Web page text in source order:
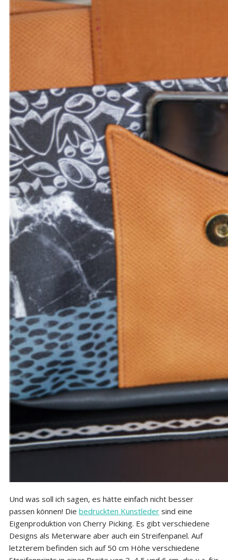
Und was soll ich sagen, es hätte einfach nicht besser
passen können! Die bedruckten Kunstleder sind eine
Eigenproduktion von Cherry Picking. Es gibt verschiedene
Designs als Meterware aber auch ein Streifenpanel. Auf
letzterem befinden sich auf 50 cm Höhe verschiedene